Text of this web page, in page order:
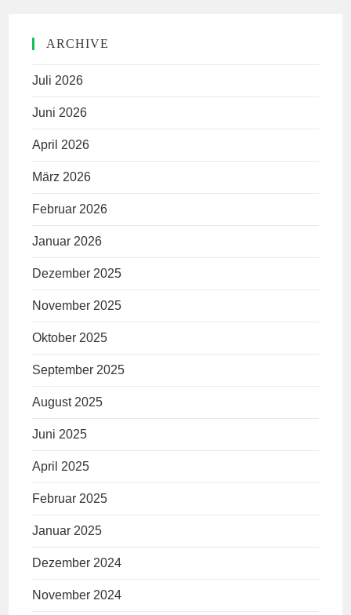
ARCHIVE
Juli 2026
Juni 2026
April 2026
März 2026
Februar 2026
Januar 2026
Dezember 2025
November 2025
Oktober 2025
September 2025
August 2025
Juni 2025
April 2025
Februar 2025
Januar 2025
Dezember 2024
November 2024